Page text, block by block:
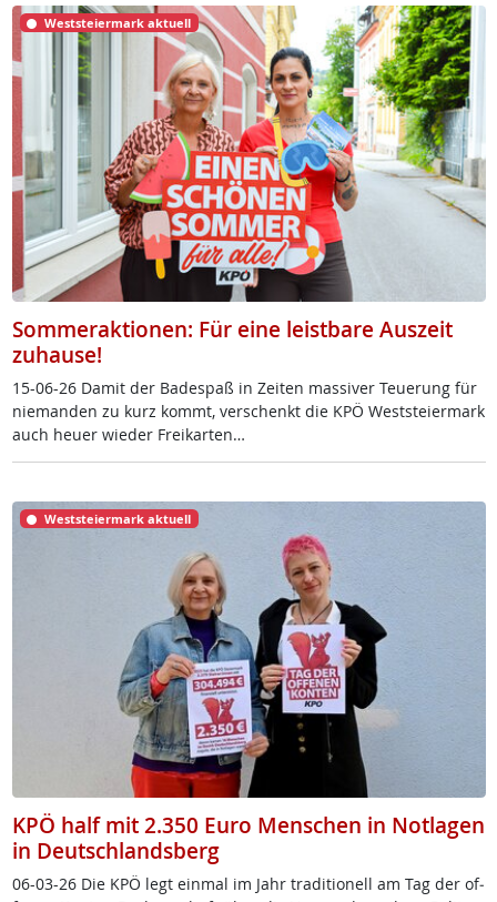
Weststeiermark aktuell
Sommeraktionen: Für eine leistbare Auszeit
zuhause!
15-06-26 Da­mit der Ba­de­spaß in Zei­ten mas­si­ver Teue­rung für
nie­man­den zu kurz kommt, ver­schenkt die KPÖ West­s­tei­er­mark
auch heu­er wie­der Frei­k­ar­ten…
Weststeiermark aktuell
KPÖ half mit 2.350 Euro Menschen in Notlagen
in Deutschlandsberg
06-03-26 Die KPÖ legt ein­mal im Jahr tra­di­tio­nell am Tag der of­